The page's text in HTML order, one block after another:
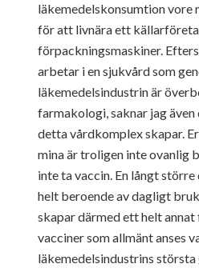
läkemedelskonsumtion vore
för att livnära ett
förpackningsmaskiner.
arbetar i en sjukvård som
läkemedelsindustrin är
farmakologi, saknar jag
detta vårdkomplex skapar.
mina är troligen inte ovanlig
inte ta vaccin. En långt
helt beroende av dagligt
skapar därmed ett helt
vacciner som allmänt anses
läkemedelsindustrins största